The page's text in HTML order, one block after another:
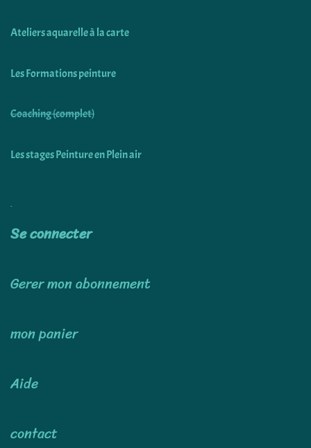
Ateliers aquarelle à la carte
Les Formations peinture
Coaching (complet)
Les stages Peinture en Plein air
Se connecter
Gerer mon abonnement
mon panier
Aide
contact